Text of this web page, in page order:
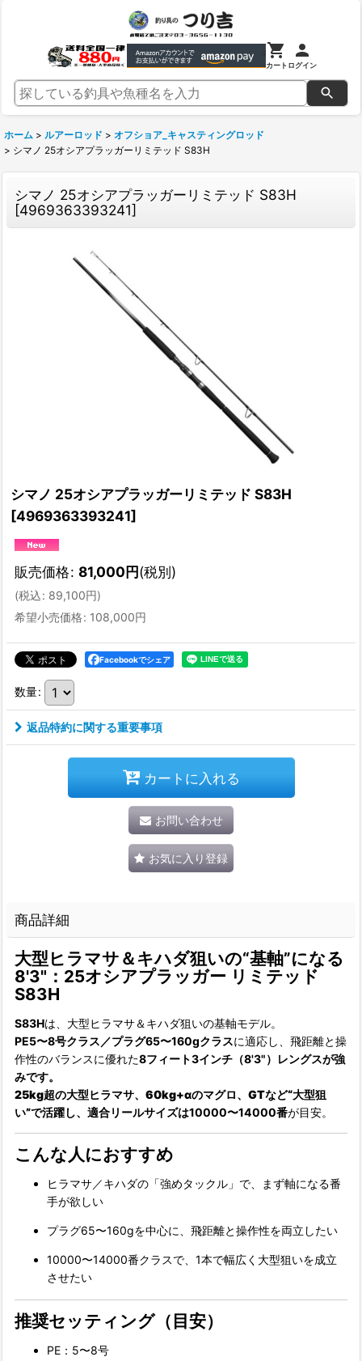
カートログイン
ホーム > ルアーロッド > オフショア_キャスティングロッド
> シマノ 25オシアプラッガーリミテッド S83H
シマノ 25オシアプラッガーリミテッド S83H
[4969363393241]
シマノ 25オシアプラッガーリミテッド S83H
[4969363393241]
販売価格: 81,000円(税別)
(税込: 89,100円)
希望小売価格: 108,000円
Facebookでシェア
数量:
返品特約に関する重要事項
カートに入れる
お問い合わせ
お気に入り登録
商品詳細
大型ヒラマサ＆キハダ狙いの“基軸”になる
8'3"：25オシアプラッガー リミテッド
S83H
S83Hは、大型ヒラマサ＆キハダ狙いの基軸モデル。
PE5〜8号クラス／プラグ65〜160gクラスに適応し、飛距離と操
作性のバランスに優れた8フィート3インチ（8'3"） レングスが強
みです。
25kg超の大型ヒラマサ、60kg+αのマグロ、GTなど“大型狙
い”で活躍し、適合リールサイズは10000〜14000番が目安。
こんな人におすすめ
ヒラマサ／キハダの「強めタックル」で、まず軸になる番
手が欲しい
プラグ65〜160gを中心に、飛距離と操作性を両立したい
10000〜14000番クラスで、1本で幅広く大型狙いを成立
させたい
推奨セッティング（目安）
PE：5〜8号